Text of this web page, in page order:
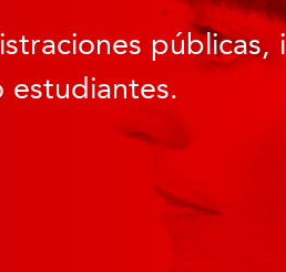
públicas,
estudiantes.